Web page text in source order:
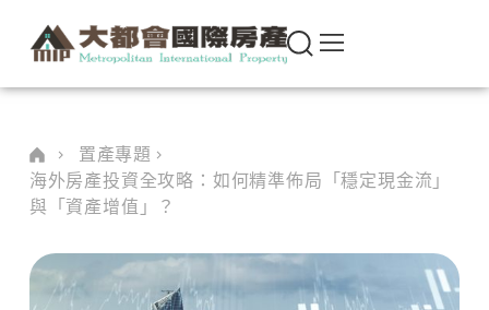
置產專題
海外房產投資全攻略：如何精準佈局「穩定現金流」
與「資產增值」？